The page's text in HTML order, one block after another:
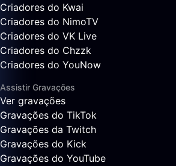
Criadores do Kwai
Criadores do NimoTV
Criadores do VK Live
Criadores do Chzzk
Criadores do YouNow
Assistir Gravações
Ver gravações
Gravações do TikTok
Gravações da Twitch
Gravações do Kick
Gravações do YouTube